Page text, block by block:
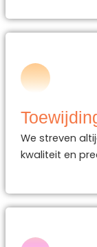
We streven
kwaliteit en